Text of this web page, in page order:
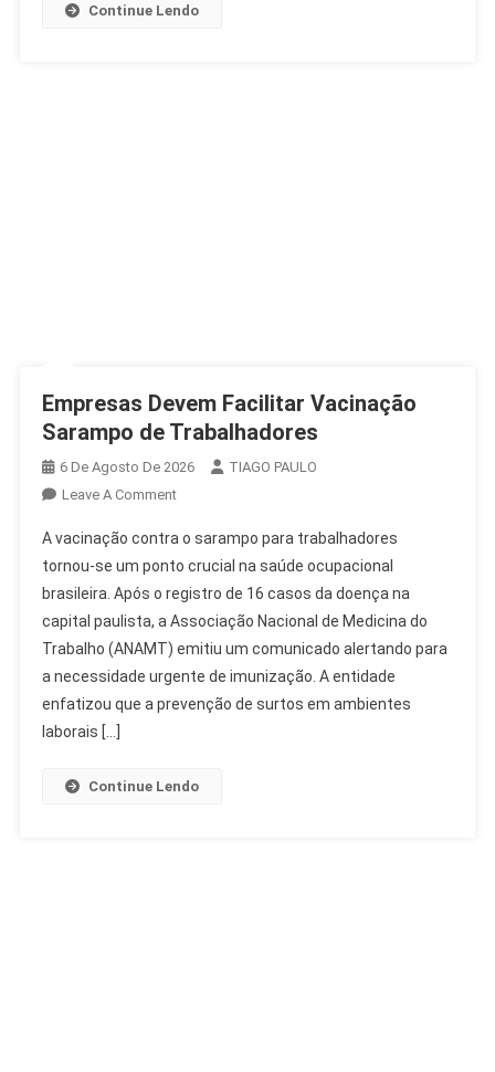
Continue Lendo
Empresas Devem Facilitar Vacinação
Sarampo de Trabalhadores
6 De Agosto De 2026
TIAGO PAULO
Leave A CommentOn
Devem
Facilitar
Vacinação
Sarampo
De
Trabalhadores
A vacinação contra o sarampo para trabalhadores
tornou-se um ponto crucial na saúde ocupacional
brasileira. Após o registro de 16 casos da doença na
capital paulista, a Associação Nacional de Medicina do
Trabalho (ANAMT) emitiu um comunicado alertando para
a necessidade urgente de imunização. A entidade
enfatizou que a prevenção de surtos em ambientes
laborais […]
Continue Lendo